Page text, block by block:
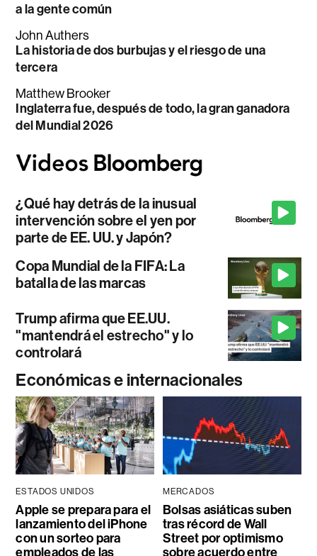
a la gente común
John Authers
La historia de dos burbujas y el riesgo de una
tercera
Matthew Brooker
Inglaterra fue, después de todo, la gran ganadora
del Mundial 2026
¿Qué hay detrás de la inusual
intervención sobre el yen por
parte de EE. UU. y Japón?
Copa Mundial de la FIFA: La
batalla de las marcas
Trump afirma que EE.UU.
"mantendrá el estrecho" y lo
controlará
Económicas e internacionales
ESTADOS UNIDOS
Apple se prepara para el
lanzamiento del iPhone
con un sorteo para
empleados de las
MERCADOS
Bolsas asiáticas suben
tras récord de Wall
Street por optimismo
sobre acuerdo entre